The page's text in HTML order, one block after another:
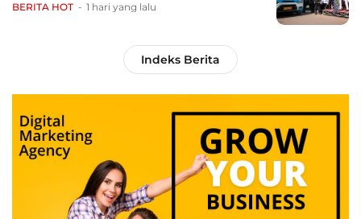
BERITA HOT 1 hari yang lalu
Indeks Berita